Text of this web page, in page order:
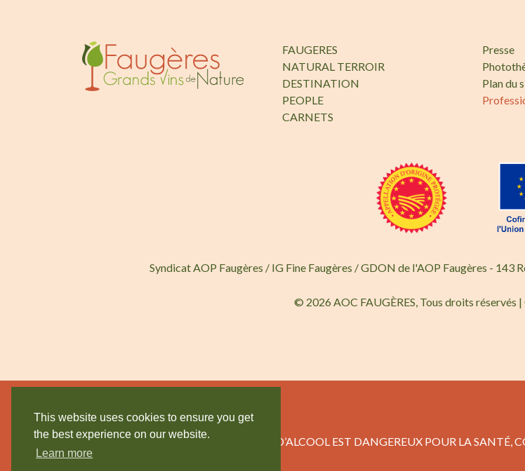
This website uses cookies to ensure you get
the best experience on our website.
Learn more
FAUGERES
NATURAL TERROIR
DESTINATION
PEOPLE
CARNETS
Presse
Plan du
Syndicat AOP Faugères / IG Fine Faugères / GDON de l'AOP Faugères - 143
© 2026 AOC FAUGÈRES, Tous droits réservés |
L’ABUS D’ALCOOL EST DANGEREUX POUR LA